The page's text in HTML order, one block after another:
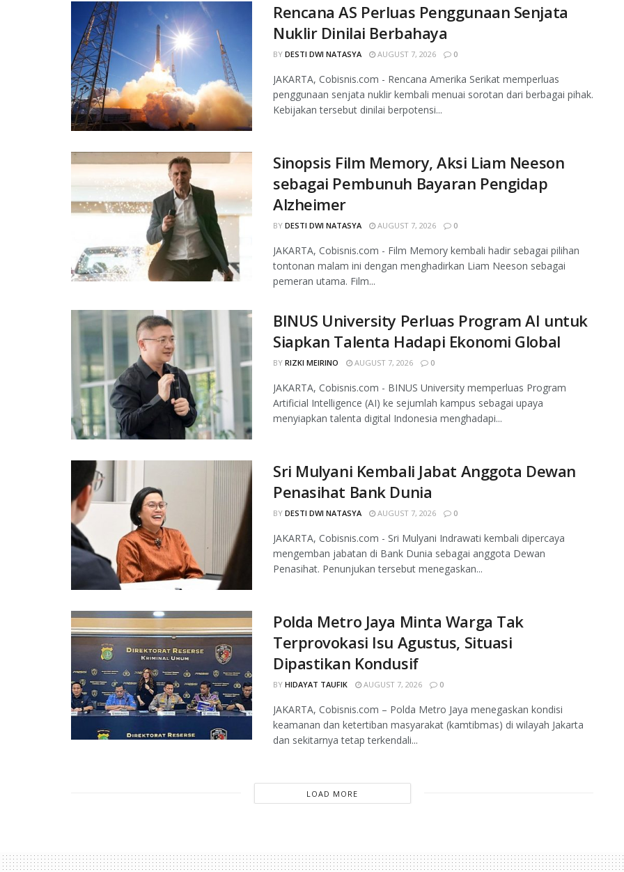
Rencana AS Perluas Penggunaan Senjata
Nuklir Dinilai Berbahaya
BY DESTI DWI NATASYA AUGUST 7, 2026 0
JAKARTA, Cobisnis.com - Rencana Amerika Serikat memperluas
penggunaan senjata nuklir kembali menuai sorotan dari berbagai pihak.
Kebijakan tersebut dinilai berpotensi...
Sinopsis Film Memory, Aksi Liam Neeson
sebagai Pembunuh Bayaran Pengidap
Alzheimer
BY DESTI DWI NATASYA AUGUST 7, 2026 0
JAKARTA, Cobisnis.com - Film Memory kembali hadir sebagai pilihan
tontonan malam ini dengan menghadirkan Liam Neeson sebagai
pemeran utama. Film...
BINUS University Perluas Program AI untuk
Siapkan Talenta Hadapi Ekonomi Global
BY RIZKI MEIRINO AUGUST 7, 2026 0
JAKARTA, Cobisnis.com - BINUS University memperluas Program
Artificial Intelligence (AI) ke sejumlah kampus sebagai upaya
menyiapkan talenta digital Indonesia menghadapi...
Sri Mulyani Kembali Jabat Anggota Dewan
Penasihat Bank Dunia
BY DESTI DWI NATASYA AUGUST 7, 2026 0
JAKARTA, Cobisnis.com - Sri Mulyani Indrawati kembali dipercaya
mengemban jabatan di Bank Dunia sebagai anggota Dewan
Penasihat. Penunjukan tersebut menegaskan...
Polda Metro Jaya Minta Warga Tak
Terprovokasi Isu Agustus, Situasi
Dipastikan Kondusif
BY HIDAYAT TAUFIK AUGUST 7, 2026 0
JAKARTA, Cobisnis.com – Polda Metro Jaya menegaskan kondisi
keamanan dan ketertiban masyarakat (kamtibmas) di wilayah Jakarta
dan sekitarnya tetap terkendali...
LOAD MORE